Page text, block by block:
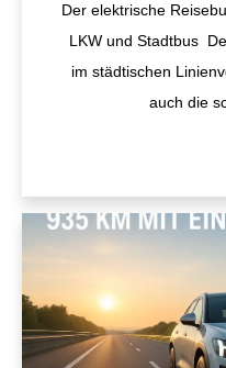
Der elektrische
LKW und Stadtbus
im städtischen
auch die